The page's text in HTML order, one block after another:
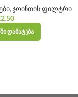
, ჯოინთის ფილტრი
2.50
ᲓᲐᲛᲐᲢᲔᲑᲐ